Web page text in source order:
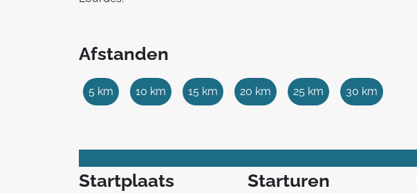
Afstanden
5 km 10 km 15 km 20 km 25 km 30 km
Startplaats Starturen